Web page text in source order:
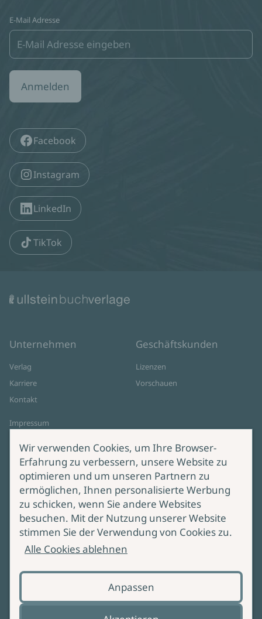
E-Mail Adresse
Anmelden
Facebook
Instagram
LinkedIn
TikTok
Unternehmen
Verlag
Karriere
Kontakt
Impressum
Cookie-Einstellungen
AGB Online Shop
Geschäftskunden
Lizenzen
Vorschauen
Service
Lieferung & Versand
Produktsicherheit
Bei Fragen zur Produktsicherheit
wenden Sie sich bitte an
Wir verwenden Cookies, um Ihre Browser-
Erfahrung zu verbessern, unsere Website zu
optimieren und um unseren Partnern zu
ermöglichen, Ihnen personalisierte Werbung
zu schicken, wenn Sie andere Websites
besuchen. Mit der Nutzung unserer Website
stimmen Sie der Verwendung von Cookies zu.
Alle Cookies ablehnen
Anpassen